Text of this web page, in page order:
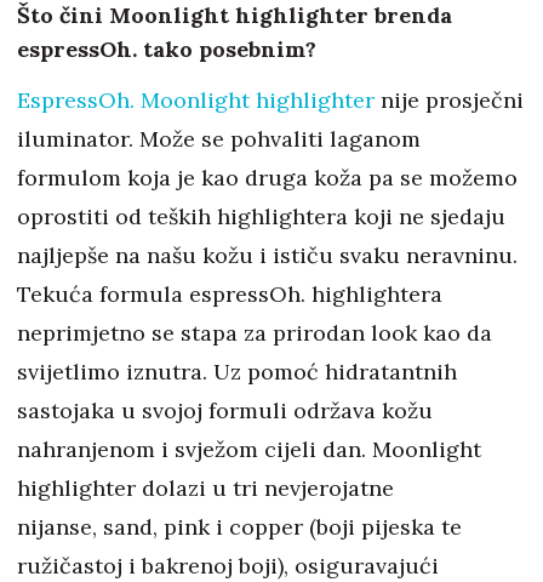
Što čini Moonlight highlighter brenda
espressOh. tako posebnim?
EspressOh. Moonlight highlighter nije prosječni
iluminator. Može se pohvaliti laganom
formulom koja je kao druga koža pa se možemo
oprostiti od teških highlightera koji ne sjedaju
najljepše na našu kožu i ističu svaku neravninu.
Tekuća formula espressOh. highlightera
neprimjetno se stapa za prirodan look kao da
svijetlimo iznutra. Uz pomoć hidratantnih
sastojaka u svojoj formuli održava kožu
nahranjenom i svježom cijeli dan. Moonlight
highlighter dolazi u tri nevjerojatne
nijanse, sand, pink i copper (boji pijeska te
ružičastoj i bakrenoj boji), osiguravajući